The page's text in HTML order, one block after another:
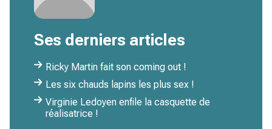
Ses derniers articles
Ricky Martin fait son coming out !
Les six chauds lapins les plus sex !
Virginie Ledoyen enfile la casquette de
réalisatrice !